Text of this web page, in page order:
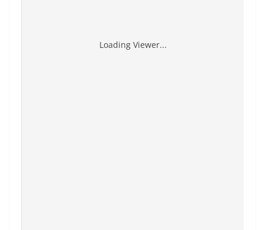
Loading Viewer...